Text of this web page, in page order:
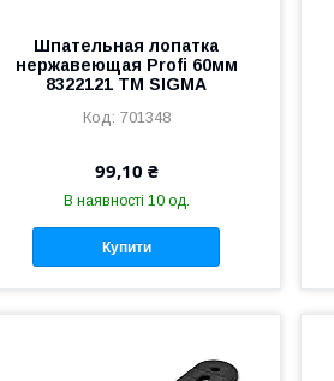
Шпательная лопатка
нержавеющая Profi 60мм
8322121 ТМ SIGMA
701348
99,10 ₴
В наявності 10 од.
Купити